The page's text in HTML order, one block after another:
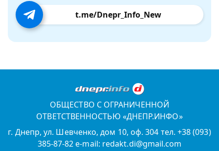
t.me/Dnepr_Info_New
ОБЩЕСТВО С ОГРАНИЧЕННОЙ
ОТВЕТСТВЕННОСТЬЮ «ДНЕПР.ИНФО»
г. Днепр, ул. Шевченко, дом 10, оф. 304 тел. +38 (093)
385-87-82 e-mail: redakt.di@gmail.com